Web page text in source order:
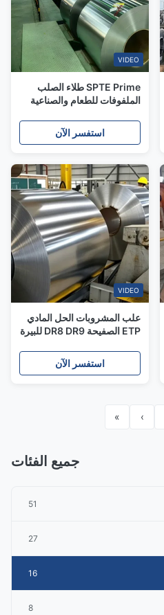
VIDEO
SPTE Prime طلاء الصلب
الملفوفات للطعام والصناعية
استفسر الآن
VIDEO
علب المشروبات الحل المادي
ETP الصفيحة DR8 DR9 للبيرة
استفسر الآن
›
»
جميع الفئات
51
27
16
8